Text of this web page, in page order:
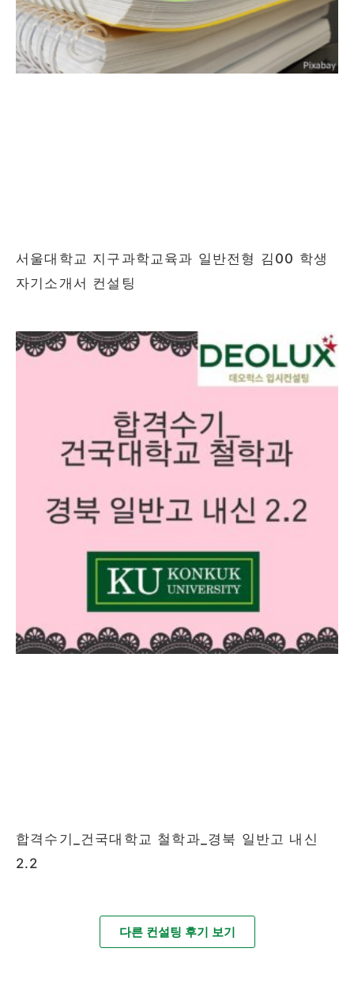
서울대학교 지구과학교육과 일반전형 김00 학생
자기소개서 컨설팅
합격수기_건국대학교 철학과_경북 일반고 내신
2.2
다른 컨설팅 후기 보기